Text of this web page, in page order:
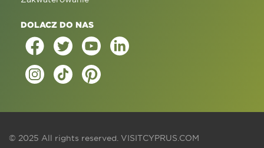
DOLACZ DO NAS
© 2025 All rights reserved. VISITCYPRUS.COM